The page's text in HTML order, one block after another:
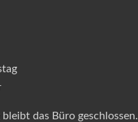
das Büro geschlossen.